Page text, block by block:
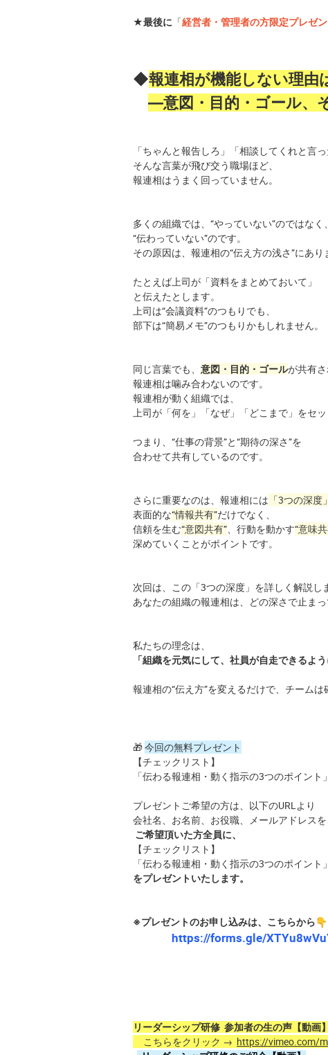
★最後に 「経営者・管理者の方限定プレゼン
◆報連相が機能しない理由
―意図・目的・ゴール、
「ちゃんと報告しろ」「相談してくれと言
そんな言葉が飛び交う職場ほど、
報連相はうまく回っていません。
多くの組織では、“やっていない”のではなく、
“伝わっていない”のです。
その原因は、報連相の“伝え方の浅さ”にあり
たとえば上司が「資料をまとめておいて」
と伝えたとします。
上司は“会議資料”のつもりでも、
部下は“簡易メモ”のつもりかもしれません。
同じ言葉でも、 意図・目的・ゴールが共有さ
報連相は噛み合わないのです。
報連相が動く組織では、
上司が「何を」「なぜ」「どこまで」をセッ
つまり、“仕事の背景”と“期待の深さ”を
合わせて共有しているのです。
さらに重要なのは、報連相には 「3つの深度」
表面的な“情報共有”だけでなく、
信頼を生む“意図共有” 、行動を動かす“意味
深めていくことがポイントです。
次回は、この「3つの深度」を詳しく解説し
あなたの組織の報連相は、どの深さで止ま
私たちの理念は、
「組織を元気にして、社員が自走できるよう
報連相の“伝え方”を変えるだけで、チームは
🎁今回の無料プレゼント
【チェックリスト】
「伝わる報連相・動く指示の3つのポイント」
プレゼントご希望の方は、以下のURLより
会社名、お名前、お役職、メールアドレスを
ご希望頂いた方全員に、
【チェックリスト】
「伝わる報連相・動く指示の3つのポイント」
をプレゼントいたします。
※プレゼントのお申し込みは、こちらから
https://forms.gle/
リーダーシップ研修 参加者の生の声【動画】
こちらをクリック → https://vimeo.com/